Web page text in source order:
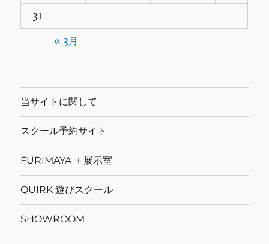
31
« 3月
当サイトに関して
スクール予約サイト
FURIMAYA ＋展示室
QUIRK 遊びスクール
SHOWROOM